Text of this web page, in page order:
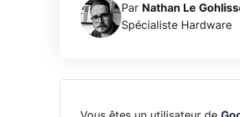
Par Nathan Le
Spécialiste Hardware